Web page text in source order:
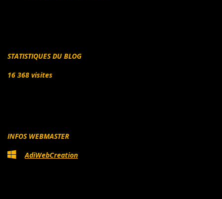
STATISTIQUES DU BLOG
16 368 visites
INFOS WEBMASTER
AdiWebCreation